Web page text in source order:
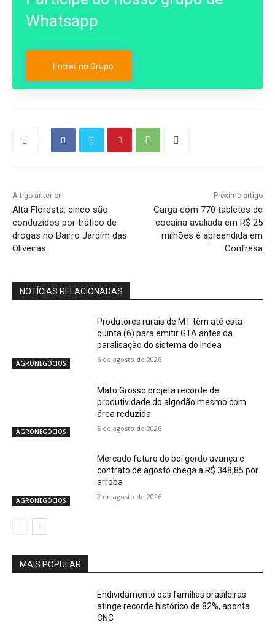
Whatsapp
Entrar no Grupo
Artigo anterior
Alta Floresta: cinco são
conduzidos por tráfico de
drogas no Bairro Jardim das
Oliveiras
Próximo artigo
Carga com 770 tabletes de
cocaína avaliada em R$ 25
milhões é apreendida em
Confresa
NOTÍCIAS RELACIONADAS
AGRONEGÓCIOS
Produtores rurais de MT têm até esta
quinta (6) para emitir GTA antes da
paralisação do sistema do Indea
6 de agosto de 2026
AGRONEGÓCIOS
Mato Grosso projeta recorde de
produtividade do algodão mesmo com
área reduzida
5 de agosto de 2026
AGRONEGÓCIOS
Mercado futuro do boi gordo avança e
contrato de agosto chega a R$ 348,85 por
arroba
2 de agosto de 2026
MAIS POPULAR
Endividamento das famílias brasileiras
atinge recorde histórico de 82%, aponta
CNC